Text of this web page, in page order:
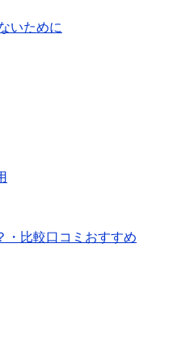
いために
・比較口コミおすすめ